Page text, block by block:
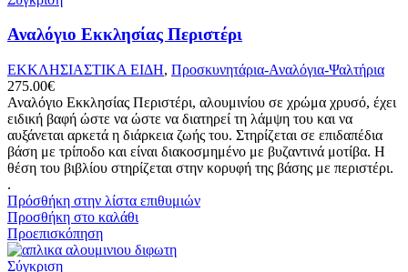
Αναλόγιο Εκκλησίας Περιστέρι
ΕΚΚΛΗΣΙΑΣΤΙΚΑ ΕΙΔΗ, Προσκυνητάρια-Αναλόγια-Ψαλτήρια
275.00€
Αναλόγιο Εκκλησίας Περιστέρι, αλουμινίου σε χρώμα χρυσό, έχει
ειδική βαφή ώστε να ώστε να διατηρεί τη λάμψη του και να
αυξάνεται αρκετά η διάρκεια ζωής του. Στηρίζεται σε επιδαπέδια
βάση με τρίποδο και είναι διακοσμημένο με βυζαντινά μοτίβα. Η
θέση του βιβλίου στηρίζεται στην κορυφή της βάσης με περιστέρι.
.
Πρόσθήκη στην λίστα επιθυμιών
Προσθήκη στο καλάθι
Προεπισκόπηση
Σύγκριση